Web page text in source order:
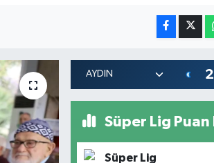
Süper Lig Puan
Süper Lig